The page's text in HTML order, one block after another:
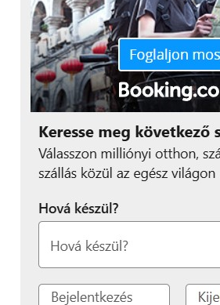
hogy a cégek valós képet
veszélyek, hol akad meg a
fejlesztések teremtenek valódi
Az IT-környezetben ez
az üzemeltetés, a biztonsági
rendszerérettség vizsgálatát
a mindennapi működés
váratlan hibával vagy támadással
nél a fő fókusz a hálózat
rejtett protokollok, legacy
gyártási környezetből eredő
IT és az OT nem különálló